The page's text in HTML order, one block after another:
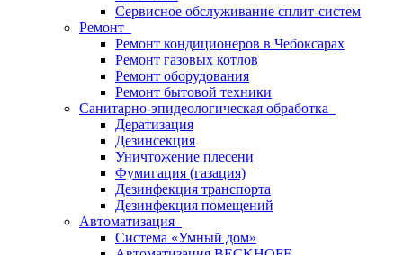
Сервисное обслуживание сплит-систем
Ремонт
Ремонт кондиционеров в Чебоксарах
Ремонт газовых котлов
Ремонт оборудования
Ремонт бытовой техники
Санитарно-эпидеологическая обработка
Дератизация
Дезинсекция
Уничтожение плесени
Фумигация (газация)
Дезинфекция транспорта
Дезинфекция помещений
Автоматизация
Система «Умный дом»